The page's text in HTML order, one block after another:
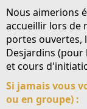
Nous aimerions
accueillir lors de
portes ouvertes,
Desjardins (pour
et cours
Si jamais vous
ou en groupe) :